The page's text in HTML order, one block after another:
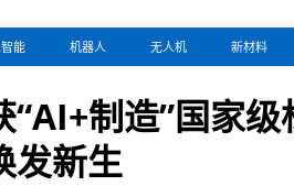
能 机器人 无人机 新材料
“AI+制造”国家
发新生